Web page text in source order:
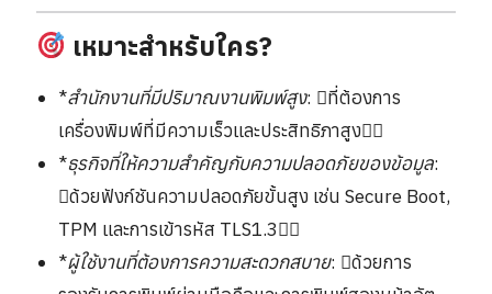
เหมาะสำหรับใคร?
*สำนักงานที่มีปริมาณงานพิมพ์สูง: ที่ต้องการ
เครื่องพิมพ์ที่มีความเร็วและประสิทธิภาสูง
*ธุรกิจที่ให้ความสำคัญกับความปลอดภัยของข้อมูล:
ด้วยฟังก์ชันความปลอดภัยขั้นสูง เช่น Secure Boot,
TPM และการเข้ารหัส TLS1.3
*ผู้ใช้งานที่ต้องการความสะดวกสบาย: ด้วยการ